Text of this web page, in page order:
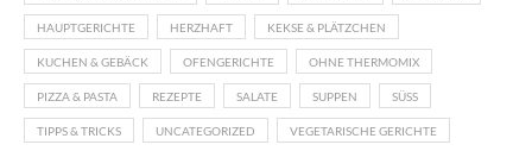
HAUPTGERICHTE HERZHAFT KEKSE & PLÄTZCHEN
KUCHEN & GEBÄCK OFENGERICHTE OHNE THERMOMIX
PIZZA & PASTA REZEPTE SALATE SUPPEN SÜSS
TIPPS & TRICKS UNCATEGORIZED VEGETARISCHE GERICHTE